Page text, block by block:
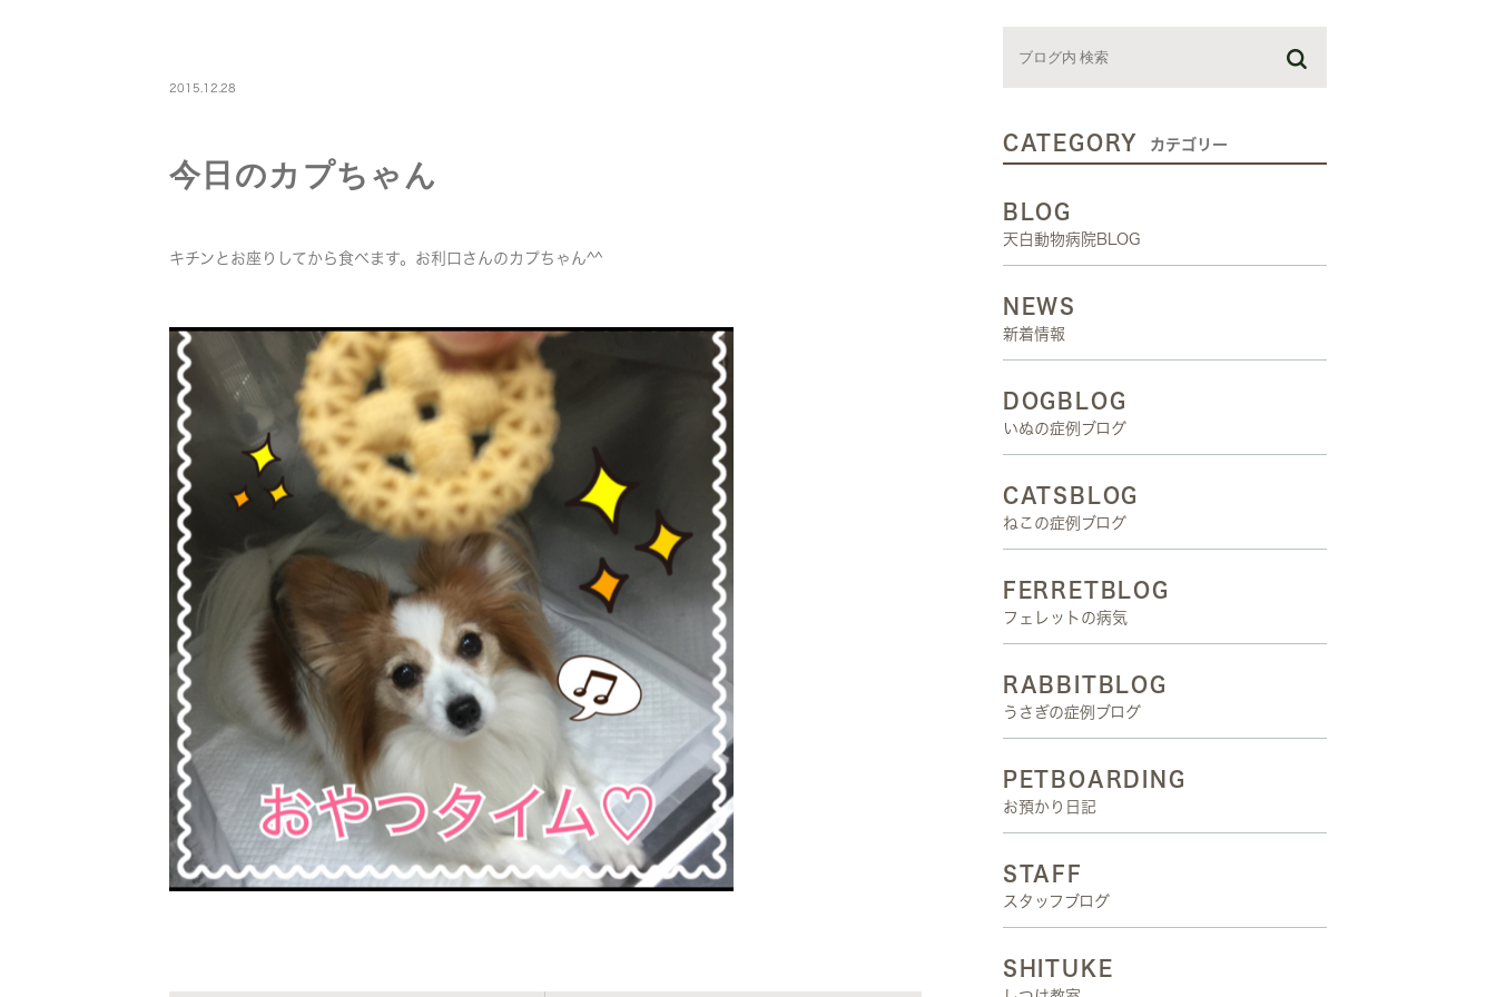
2015.12.28
今日のカプちゃん
キチンとお座りしてから食べます。お利口さんのカプちゃん^^
CATEGORY カテゴリー
BLOG
天白動物病院BLOG
NEWS
新着情報
DOGBLOG
いぬの症例ブログ
CATSBLOG
ねこの症例ブログ
FERRETBLOG
フェレットの病気
RABBITBLOG
うさぎの症例ブログ
PETBOARDING
お預かり日記
STAFF
スタッフブログ
SHITUKE